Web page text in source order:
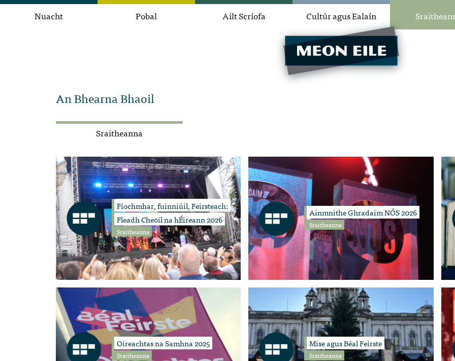
Nuacht Pobal Ailt Scríofa Cultúr agus Ealaín
An Bhearna Bhaoil
Sraitheanna
Fíochmhar, fuinniúil, Feirsteach:
Fleadh Cheoil na hÉireann 2026
Sraitheanna
Ainmnithe Ghradaim NÓS 2026
Sraitheanna
Oireachtas na Samhna 2025
Sraitheanna
Mise agus Béal Feirste
Sraitheanna